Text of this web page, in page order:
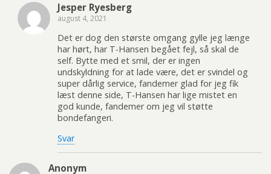
Jesper Ryesberg
august 4, 2021
Det er dog den største omgang gylle jeg længe
har hørt, har T-Hansen begået fejl, så skal de
self. Bytte med et smil, der er ingen
undskyldning for at lade være, det er svindel og
super dårlig service, fandemer glad for jeg fik
læst denne side, T-Hansen har lige mistet en
god kunde, fandemer om jeg vil støtte
bondefangeri.
Svar
Anonym